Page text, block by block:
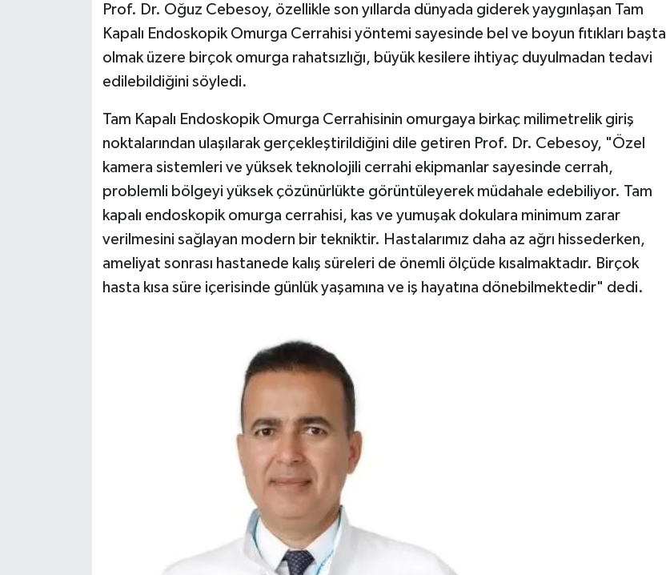
Prof. Dr. Oğuz Cebesoy, özellikle son yıllarda dünyada giderek yaygınlaşan Tam
Kapalı Endoskopik Omurga Cerrahisi yöntemi sayesinde bel ve boyun fıtıkları başta
olmak üzere birçok omurga rahatsızlığı, büyük kesilere ihtiyaç duyulmadan tedavi
edilebildiğini söyledi.
Tam Kapalı Endoskopik Omurga Cerrahisinin omurgaya birkaç milimetrelik giriş
noktalarından ulaşılarak gerçekleştirildiğini dile getiren Prof. Dr. Cebesoy, "Özel
kamera sistemleri ve yüksek teknolojili cerrahi ekipmanlar sayesinde cerrah,
problemli bölgeyi yüksek çözünürlükte görüntüleyerek müdahale edebiliyor. Tam
kapalı endoskopik omurga cerrahisi, kas ve yumuşak dokulara minimum zarar
verilmesini sağlayan modern bir tekniktir. Hastalarımız daha az ağrı hissederken,
ameliyat sonrası hastanede kalış süreleri de önemli ölçüde kısalmaktadır. Birçok
hasta kısa süre içerisinde günlük yaşamına ve iş hayatına dönebilmektedir" dedi.